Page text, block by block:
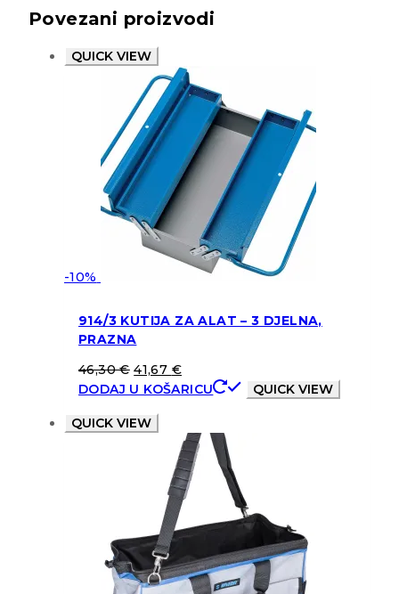
Povezani proizvodi
QUICK VIEW
-10%
914/3 KUTIJA ZA ALAT – 3 DJELNA,
PRAZNA
46,30€ 41,67 €
DODAJ U KOŠARICU
QUICK VIEW
QUICK VIEW